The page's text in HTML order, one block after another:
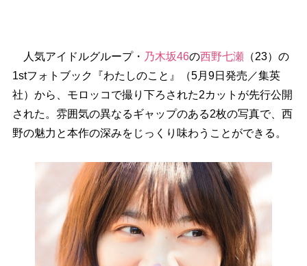
人気アイドルグループ・ 乃木坂46の西野七瀬（23）の
1stフォトブック『わたしのこと』（5月9日発売／集英
社）から、モロッコで撮り下ろされた2カットが先行公開
された。雰囲気の異なるギャップのある2枚の写真で、西
野の魅力と本作の深みをじっくり味わうことができる。